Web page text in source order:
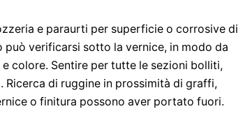
e paraurti per superficie o corrosive di
può verificarsi sotto la vernice, in modo da
colore. Sentire per tutte le sezioni bolliti,
di ruggine in prossimità di graffi,
o finitura possono aver portato fuori.